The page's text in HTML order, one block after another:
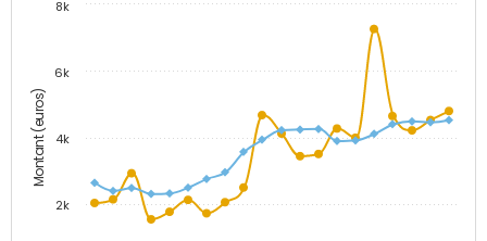
Montant (euros)
2k
4k
6k
8k